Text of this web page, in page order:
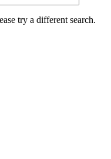
try a different search.